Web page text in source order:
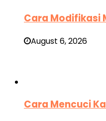
Cara Modifikasi
August 6, 2026
Cara Mencuci